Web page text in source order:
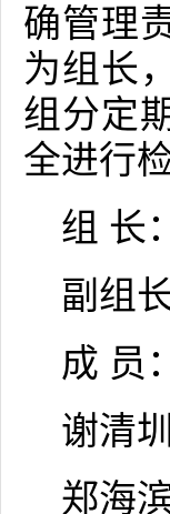
确管理
为组长
组分定
全进行
组 长
副组
成 员
谢清
郑海